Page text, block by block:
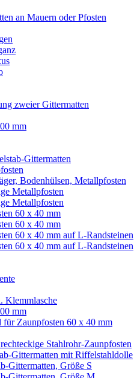
an Mauern oder Pfosten
zweier Gittermatten
mm
Gittermatten
Bodenhülsen, Metallpfosten
Metallpfosten
Metallpfosten
60 x 40 mm
60 x 40 mm
60 x 40 mm auf L-Randsteinen
60 x 40 mm auf L-Randsteinen
Klemmlasche
mm
für Zaunpfosten 60 x 40 mm
Stahlrohr-Zaunpfosten
Gittermatten mit Riffelstahldolle
Gittermatten, Größe S